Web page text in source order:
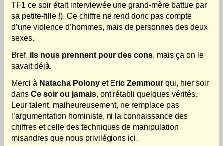
TF1 ce soir était interviewée une grand-mère battue par
sa petite-fille !). Ce chiffre ne rend donc pas compte
d’une violence d’hommes, mais de personnes des deux
sexes.
Bref, ils nous prennent pour des cons, mais ça on le
savait déjà.
Merci à Natacha Polony et Eric Zemmour qui, hier soir
dans Ce soir ou jamais, ont rétabli quelques vérités.
Leur talent, malheureusement, ne remplace pas
l’argumentation hoministe, ni la connaissance des
chiffres et celle des techniques de manipulation
misandres que nous privilégions ici.